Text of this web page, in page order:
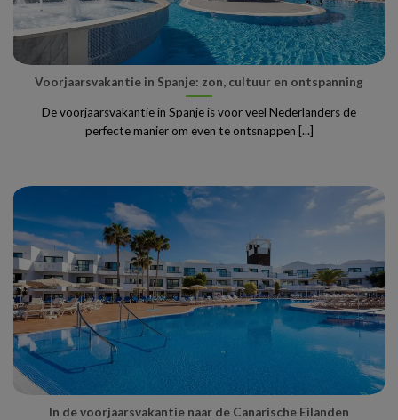
Voorjaarsvakantie in Spanje: zon, cultuur en ontspanning
De voorjaarsvakantie in Spanje is voor veel Nederlanders de
perfecte manier om even te ontsnappen [...]
In de voorjaarsvakantie naar de Canarische Eilanden